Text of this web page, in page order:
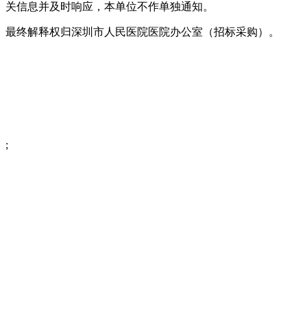
关信息并及时响应，本单位不作单独通知。
最终解释权归深圳市人民医院医院办公室（招标采购）。
;